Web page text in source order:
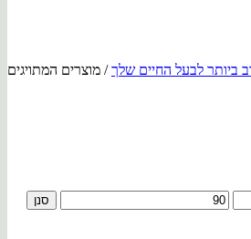
ביותר לבעל החיים שלך / מוצרים המתויגים
מחיר
מקסימלי
סנן